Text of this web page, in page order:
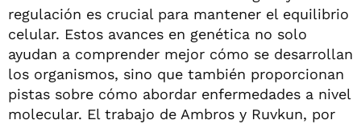
regulación es crucial para mantener el equilibrio
celular. Estos avances en genética no solo
ayudan a comprender mejor cómo se desarrollan
los organismos, sino que también proporcionan
pistas sobre cómo abordar enfermedades a nivel
molecular. El trabajo de Ambros y Ruvkun, por